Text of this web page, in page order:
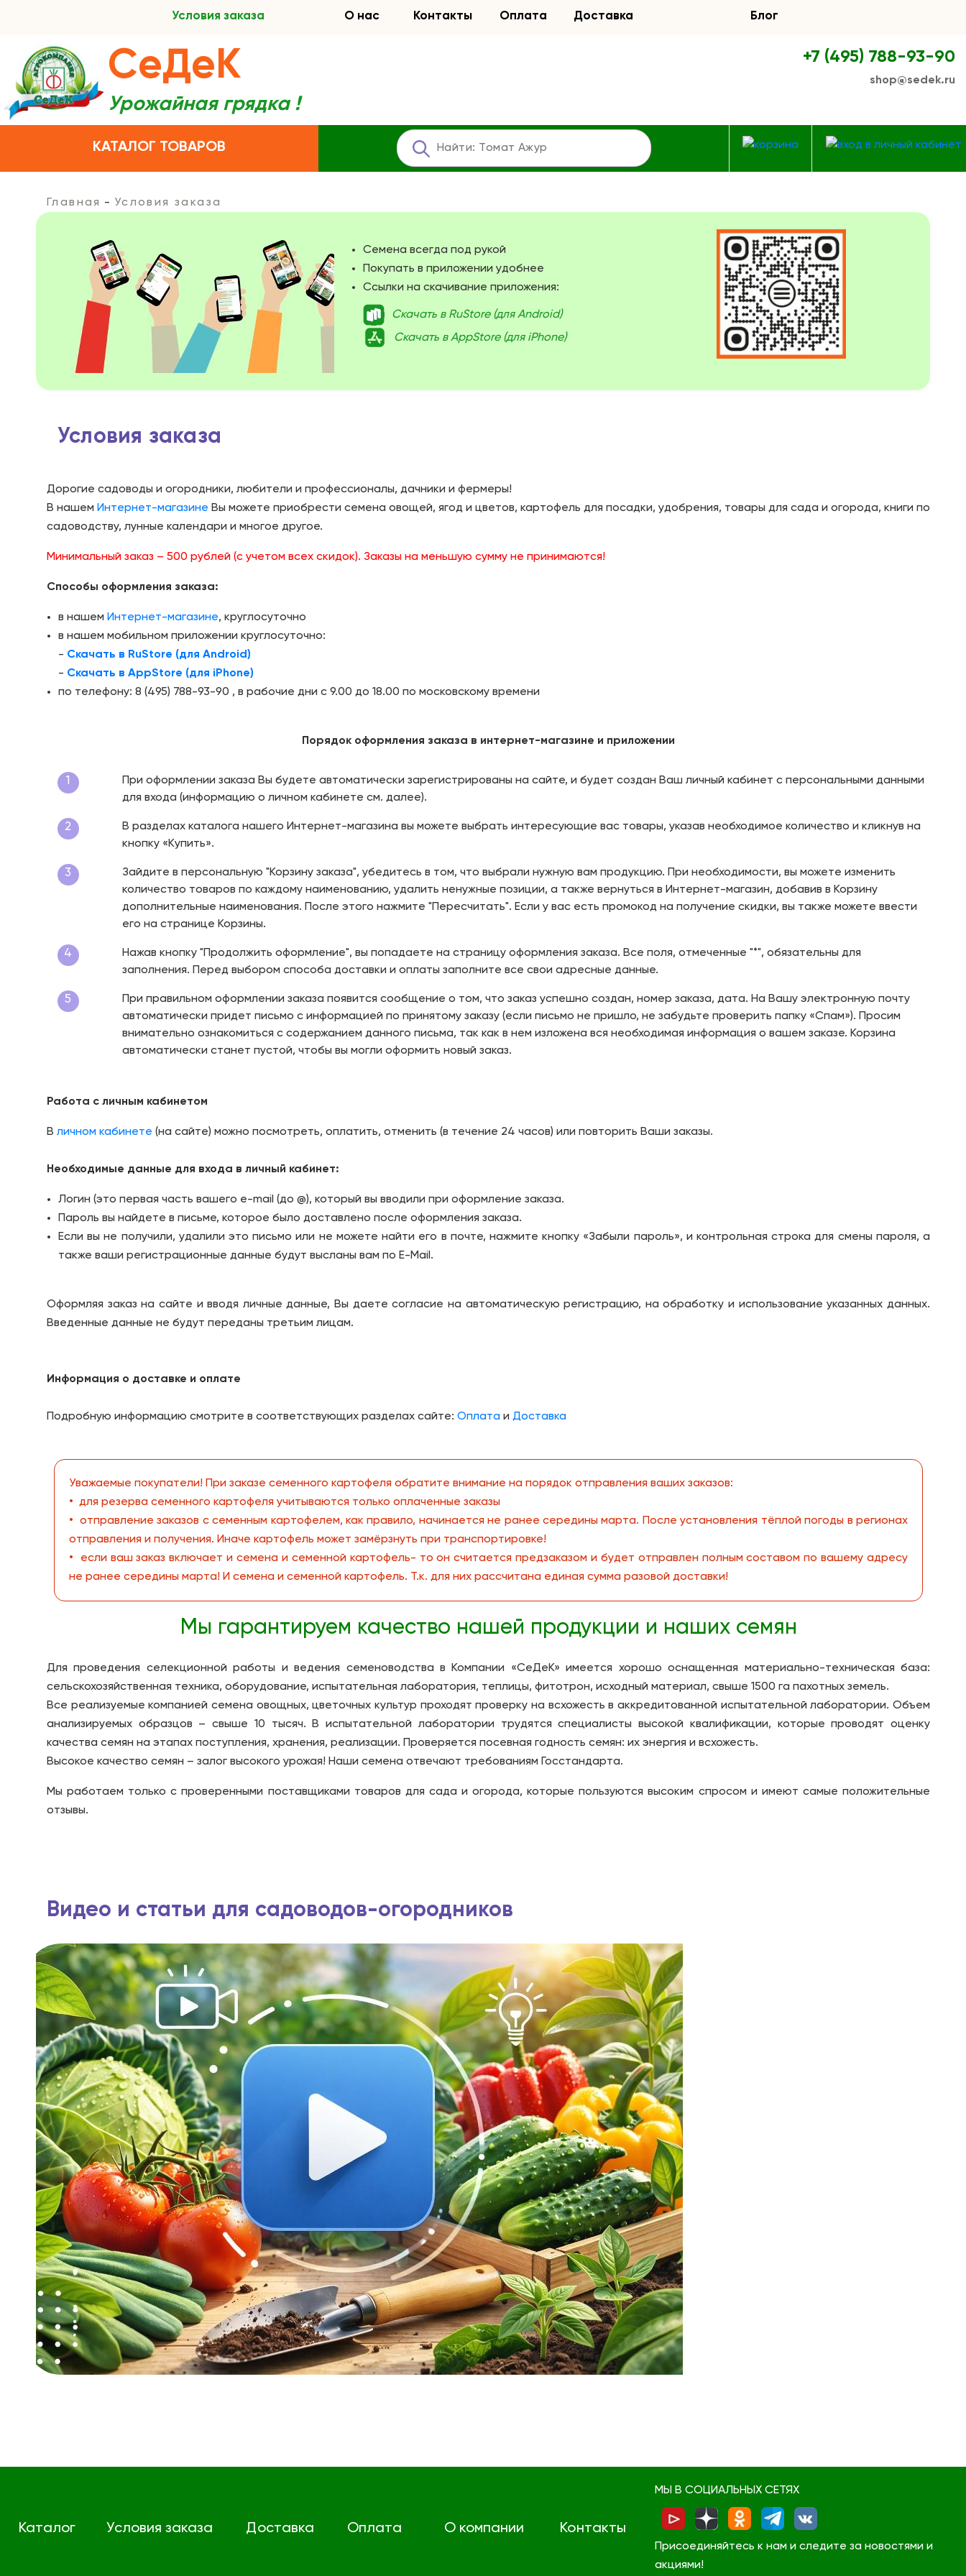
Условия заказа О нас Контакты Оплата Доставка Блог
КАТАЛОГ ТОВАРОВ
СеДеК
Урожайная грядка !
+7 (495) 788-93-90
shop@sedek.ru
Главная Условия заказа
Семена всегда под рукой
Покупать в приложении удобнее
Ссылки на скачивание приложения:
Скачать в RuStore (для Android)
Скачать в AppStore (для iPhone)
Условия заказа
Дорогие садоводы и огородники, любители и профессионалы, дачники и фермеры!
В нашем Интернет-магазине Вы можете приобрести семена овощей, ягод и цветов, картофель для посадки, удобрения, товары для сада и огорода, книги по
садоводству, лунные календари и многое другое.
Минимальный заказ – 500 рублей (с учетом всех скидок). Заказы на меньшую сумму не принимаются!
Способы оформления заказа:
в нашем Интернет-магазине, круглосуточно
в нашем мобильном приложении круглосуточно:
- Скачать в RuStore (для Android)
- Скачать в AppStore (для iPhone)
по телефону: 8 (495) 788-93-90 , в рабочие дни с 9.00 до 18.00 по московскому времени
Порядок оформления заказа в интернет-магазине и приложении
1
При оформлении заказа Вы будете автоматически зарегистрированы на сайте, и будет создан Ваш личный кабинет с персональными данными
для входа (информацию о личном кабинете см. далее).
2
В разделах каталога нашего Интернет-магазина вы можете выбрать интересующие вас товары, указав необходимое количество и кликнув на
кнопку «Купить».
3
Зайдите в персональную "Корзину заказа", убедитесь в том, что выбрали нужную вам продукцию. При необходимости, вы можете изменить
количество товаров по каждому наименованию, удалить ненужные позиции, а также вернуться в Интернет-магазин, добавив в Корзину
дополнительные наименования. После этого нажмите "Пересчитать". Если у вас есть промокод на получение скидки, вы также можете ввести
его на странице Корзины.
4
Нажав кнопку "Продолжить оформление", вы попадаете на страницу оформления заказа. Все поля, отмеченные "*", обязательны для
заполнения. Перед выбором способа доставки и оплаты заполните все свои адресные данные.
5
При правильном оформлении заказа появится сообщение о том, что заказ успешно создан, номер заказа, дата. На Вашу электронную почту
автоматически придет письмо с информацией по принятому заказу (если письмо не пришло, не забудьте проверить папку «Спам»). Просим
внимательно ознакомиться с содержанием данного письма, так как в нем изложена вся необходимая информация о вашем заказе. Корзина
автоматически станет пустой, чтобы вы могли оформить новый заказ.
Работа с личным кабинетом
В личном кабинете (на сайте) можно посмотреть, оплатить, отменить (в течение 24 часов) или повторить Ваши заказы.
Необходимые данные для входа в личный кабинет:
Логин (это первая часть вашего e-mail (до @), который вы вводили при оформление заказа.
Пароль вы найдете в письме, которое было доставлено после оформления заказа.
Если вы не получили, удалили это письмо или не можете найти его в почте, нажмите кнопку «Забыли пароль», и контрольная строка для смены пароля, а
также ваши регистрационные данные будут высланы вам по E-Mail.
Оформляя заказ на сайте и вводя личные данные, Вы даете согласие на автоматическую регистрацию, на обработку и использование указанных данных.
Введенные данные не будут переданы третьим лицам.
Информация о доставке и оплате
Подробную информацию смотрите в соответствующих разделах сайте: Оплата и Доставка
Уважаемые покупатели! При заказе семенного картофеля обратите внимание на порядок отправления ваших заказов:
• для резерва семенного картофеля учитываются только оплаченные заказы
• отправление заказов с семенным картофелем, как правило, начинается не ранее середины марта. После установления тёплой погоды в регионах
отправления и получения. Иначе картофель может замёрзнуть при транспортировке!
• если ваш заказ включает и семена и семенной картофель- то он считается предзаказом и будет отправлен полным составом по вашему адресу
не ранее середины марта! И семена и семенной картофель. Т.к. для них рассчитана единая сумма разовой доставки!
Мы гарантируем качество нашей продукции и наших семян
Для проведения селекционной работы и ведения семеноводства в Компании «СеДеК» имеется хорошо оснащенная материально-техническая база:
сельскохозяйственная техника, оборудование, испытательная лаборатория, теплицы, фитотрон, исходный материал, свыше 1500 га пахотных земель.
Все реализуемые компанией семена овощных, цветочных культур проходят проверку на всхожесть в аккредитованной испытательной лаборатории. Объем
анализируемых образцов – свыше 10 тысяч. В испытательной лаборатории трудятся специалисты высокой квалификации, которые проводят оценку
качества семян на этапах поступления, хранения, реализации. Проверяется посевная годность семян: их энергия и всхожесть.
Высокое качество семян – залог высокого урожая! Наши семена отвечают требованиям Госстандарта.
Мы работаем только с проверенными поставщиками товаров для сада и огорода, которые пользуются высоким спросом и имеют самые положительные
отзывы.
Видео и статьи для садоводов-огородников
Каталог Условия заказа Доставка Оплата О компании Контакты
МЫ В СОЦИАЛЬНЫХ СЕТЯХ
Присоединяйтесь к нам и следите за новостями и
акциями!